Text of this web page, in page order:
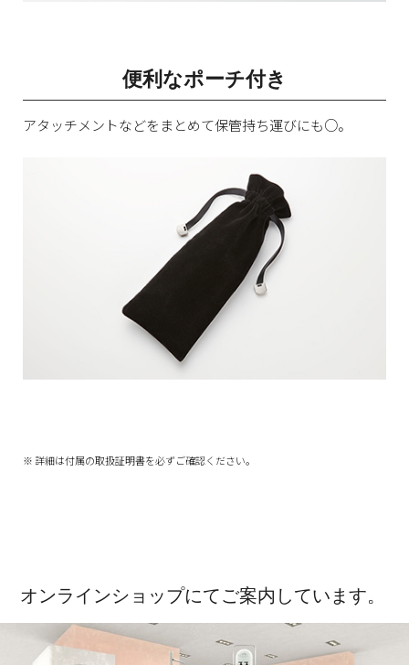
便利なポーチ付き
アタッチメントなどをまとめて保管持ち運びにも○。
※ 詳細は付属の取扱証明書を必ずご確認ください。
オンラインショップにてご案内しています。